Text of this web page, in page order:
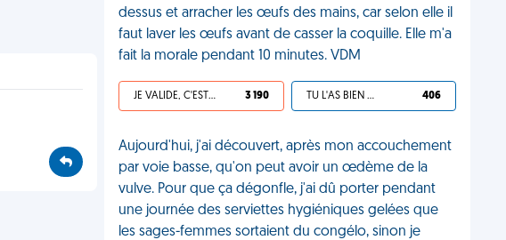
dessus et arracher les œufs des mains, car selon elle il
faut laver les œufs avant de casser la coquille. Elle m'a
fait la morale pendant 10 minutes. VDM
JE VALIDE, C'EST UNE VDM 3 190 TU L'AS BIEN MÉRITÉ 406
Aujourd'hui, j'ai découvert, après mon accouchement
par voie basse, qu'on peut avoir un œdème de la
vulve. Pour que ça dégonfle, j'ai dû porter pendant
une journée des serviettes hygiéniques gelées que
les sages-femmes sortaient du congélo, sinon je